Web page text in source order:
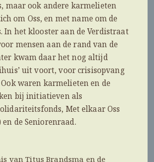
maar ook andere karmelieten
om Oss, en met name om de
In het klooster aan de Verdistraat
mensen aan de rand van de
kwam daar het nog altijd
uit voort, voor crisisopvang
waren karmelieten en de
bij initiatieven als
Met elkaar Oss
de Seniorenraad.
van Titus Brandsma en de